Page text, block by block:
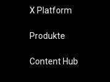
X Platform
Produkte
Content Hub